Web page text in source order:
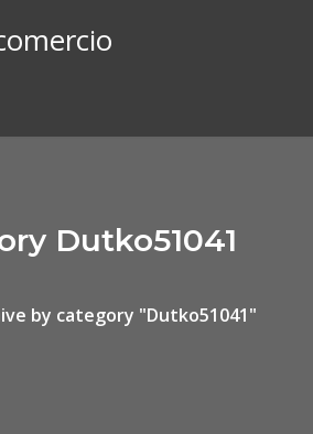
Dutko51041
by category "Dutko51041"